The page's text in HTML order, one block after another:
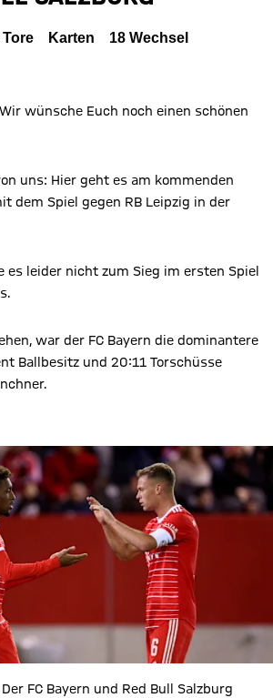
Tore Karten 18 Wechsel
wünsche Euch noch einen schönen
uns: Hier geht es am kommenden
dem Spiel gegen RB Leipzig in der
es leider nicht zum Sieg im ersten Spiel
war der FC Bayern die dominantere
Ballbesitz und 20:11 Torschüsse
FC Bayern und Red Bull Salzburg